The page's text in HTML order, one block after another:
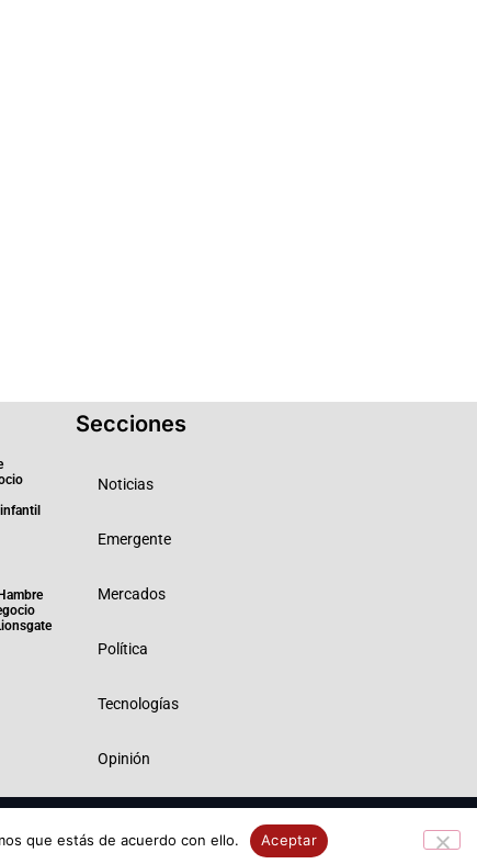
Secciones
Noticias
Emergente
Mercados
Política
Tecnologías
Opinión
que estás de acuerdo con ello.
Aceptar